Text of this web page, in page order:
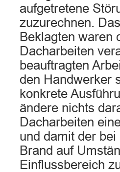
aufgetretene
zuzurechnen.
Beklagten waren
Dacharbeiten
beauftragten
den Handwerker
konkrete
ändere nichts
Dacharbeiten
und damit der
Brand auf
Einflussbereich